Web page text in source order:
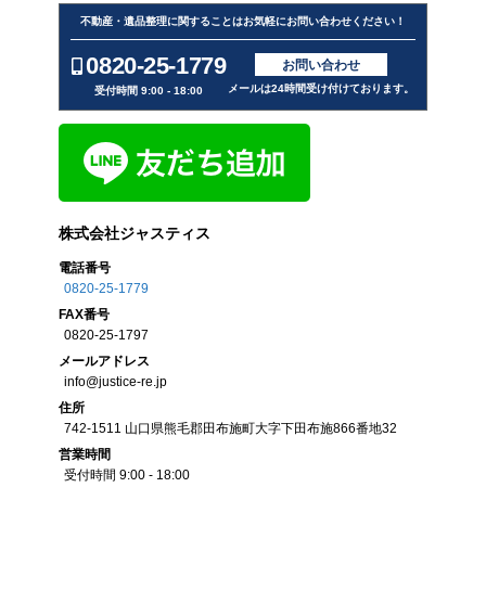
不動産・遺品整理に関することはお気軽にお問い合わせください！
0820-25-1779
受付時間 9:00 - 18:00
お問い合わせ
メールは24時間受け付けております。
株式会社ジャスティス
電話番号
0820-25-1779
FAX番号
0820-25-1797
メールアドレス
info@justice-re.jp
住所
742-1511 山口県熊毛郡田布施町大字下田布施866番地32
営業時間
受付時間 9:00 - 18:00